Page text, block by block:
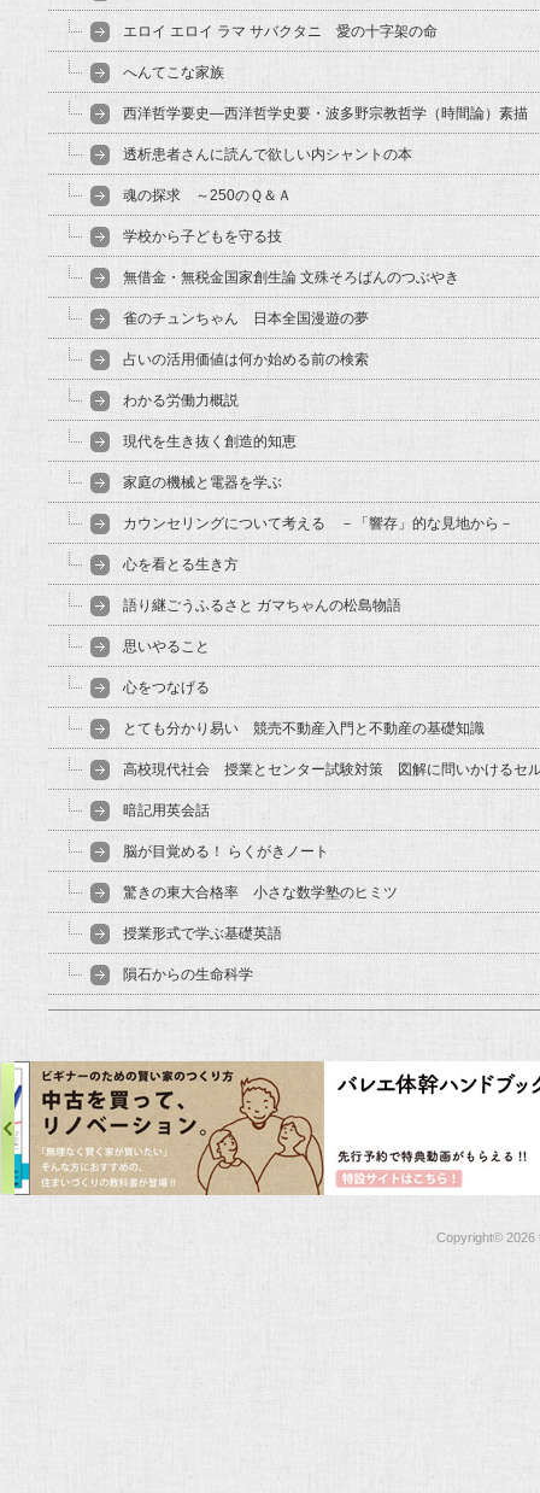
エロイ エロイ ラマ サバクタニ 愛の十字架の命
へんてこな家族
西洋哲学要史―西洋哲学史要・波多野宗教哲学（時間論）素描
透析患者さんに読んで欲しい内シャントの本
魂の探求 ～250のＱ＆Ａ
学校から子どもを守る技
無借金・無税金国家創生論 文殊そろばんのつぶやき
雀のチュンちゃん 日本全国漫遊の夢
占いの活用価値は何か始める前の検索
わかる労働力概説
現代を生き抜く創造的知恵
家庭の機械と電器を学ぶ
カウンセリングについて考える －「響存」的な見地から－
心を看とる生き方
語り継ごうふるさと ガマちゃんの松島物語
思いやること
心をつなげる
とても分かり易い 競売不動産入門と不動産の基礎知識
高校現代社会 授業とセンター試験対策 図解に問いかけるセ
暗記用英会話
脳が目覚める！ らくがきノート
驚きの東大合格率 小さな数学塾のヒミツ
授業形式で学ぶ基礎英語
隕石からの生命科学
Copyright© 2026